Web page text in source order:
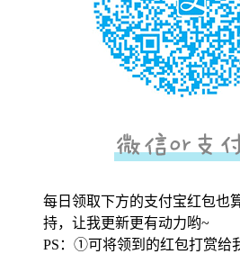
每日领取下方的支付宝红包也
持，让我更新更有动力哟~
PS：①可将领到的红包打赏给